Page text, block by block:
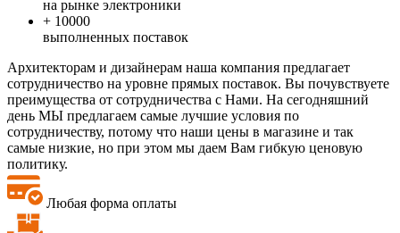
на рынке электроники
+ 10000
выполненных поставок
Архитекторам и дизайнерам наша компания предлагает
сотрудничество на уровне прямых поставок. Вы почувствуете
преимущества от сотрудничества с Нами. На сегодняшний
день МЫ предлагаем самые лучшие условия по
сотрудничеству, потому что наши цены в магазине и так
самые низкие, но при этом мы даем Вам гибкую ценовую
политику.
Любая форма оплаты